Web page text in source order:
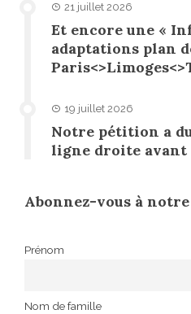
21 juillet 2026
Et encore une «
adaptations plan
19 juillet 2026
Notre pétition a
ligne droite avant
Abonnez-vous à
Prénom
Nom de famille